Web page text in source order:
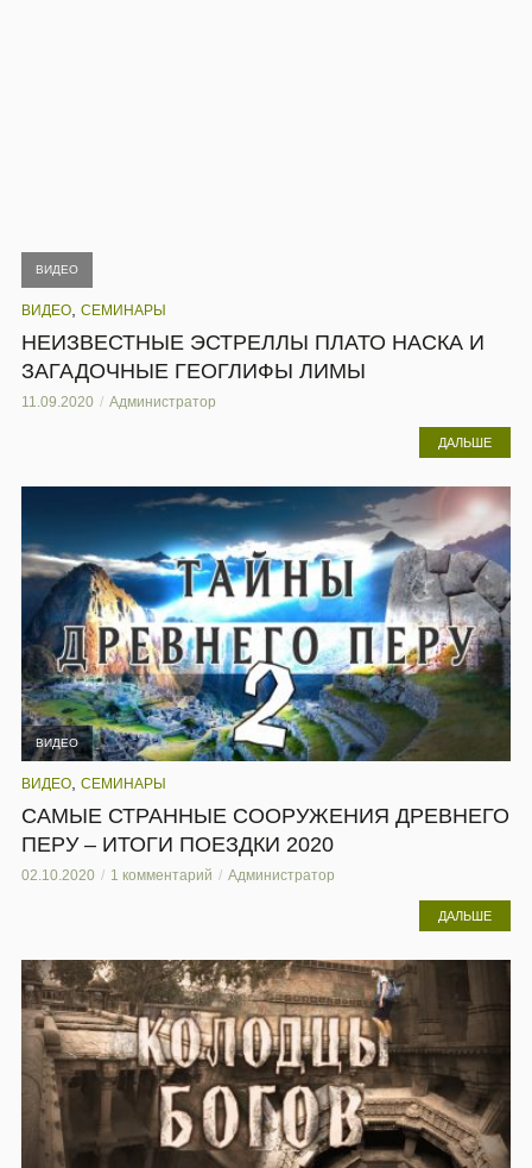
ВИДЕО
ВИДЕО СЕМИНАРЫ
НЕИЗВЕСТНЫЕ ЭСТРЕЛЛЫ ПЛАТО НАСКА И
ЗАГАДОЧНЫЕ ГЕОГЛИФЫ ЛИМЫ
11.09.2020 Администратор
ДАЛЬШЕ
ВИДЕО
ВИДЕО СЕМИНАРЫ
САМЫЕ СТРАННЫЕ СООРУЖЕНИЯ ДРЕВНЕГО
ПЕРУ – ИТОГИ ПОЕЗДКИ 2020
02.10.2020 1 комментарий Администратор
ДАЛЬШЕ